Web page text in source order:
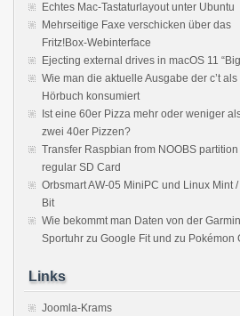
Echtes Mac-Tastaturlayout unter Ubuntu
Mehrseitige Faxe verschicken über das
Fritz!Box-Webinterface
Ejecting external drives in macOS 11
Wie man die aktuelle Ausgabe der c’t als
Hörbuch konsumiert
Ist eine 60er Pizza mehr oder weniger
zwei 40er Pizzen?
Transfer Raspbian from NOOBS partition
regular SD Card
Orbsmart AW-05 MiniPC und Linux Mint
Bit
Wie bekommt man Daten von der
Sportuhr zu Google Fit und zu Pokémon
Links
Joomla-Krams